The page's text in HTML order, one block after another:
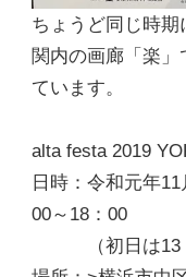
ちょうど同じ時
関内の画廊「楽」
ています。
alta festa 2019
日時：令和元年
00～18：00
（初日は13：